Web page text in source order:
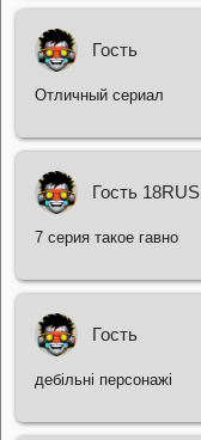
Гость
Отличный сериал
Гость 18RUS
7 серия такое гавно
Гость
дебільні персонажі